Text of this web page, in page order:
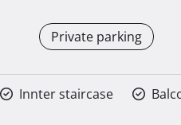
Private parking
Innter staircase